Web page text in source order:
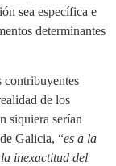
sea específica e
determinantes
contribuyentes
de los
siquiera serían
Galicia, “es a la
inexactitud del